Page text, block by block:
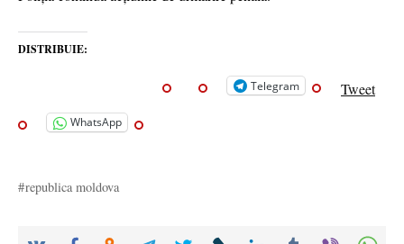
DISTRIBUIE:
Telegram Tweet
WhatsApp
republica moldova